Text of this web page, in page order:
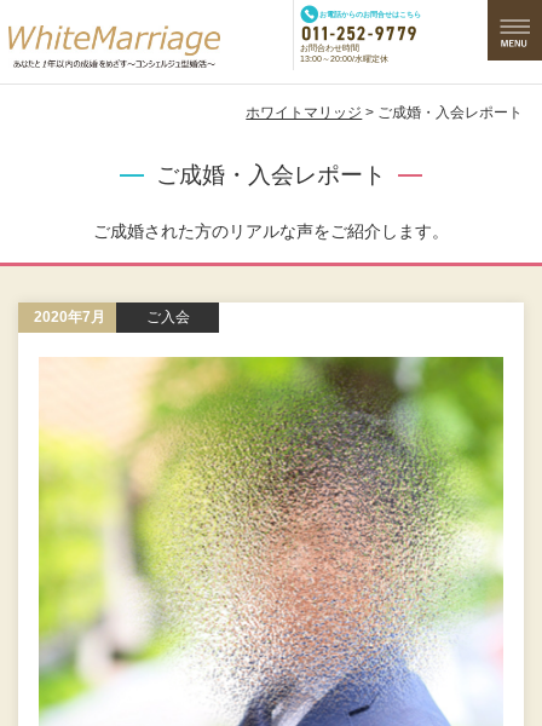
お電話からのお問合せはこちら
お問合わせ時間
13:00～20:00/水曜定休
ホワイトマリッジ > ご成婚・入会レポート
ご成婚・入会レポート
ご成婚された方のリアルな声をご紹介します。
2020年7月 ご入会